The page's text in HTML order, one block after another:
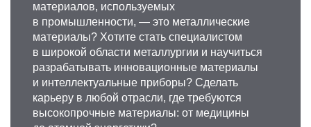
Александр Сергеевич
материалов, используемых
в промышленности, — это металлические
материалы? Хотите стать специалистом
в широкой области металлургии и научиться
разрабатывать инновационные материалы
и интеллектуальные приборы? Сделать
карьеру в любой отрасли, где требуются
высокопрочные материалы: от медицины